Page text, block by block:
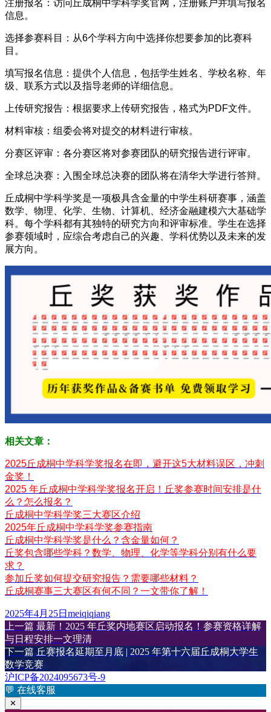
注册报名：访问丘成桐中学科学奖官网，注册账户并填写报名
信息。
选择参赛科目：从6个学科方向中选择你想要参加的比赛科
目。
填写报名信息：提供个人信息，包括学生姓名、学校名称、年
级、联系方式以及指导老师的详细信息。
上传研究报告：根据要求上传研究报告，格式为PDF文件。
材料审核：组委会将对提交的材料进行审核。
分赛区评审：各分赛区将对参赛团队的研究报告进行评审。
全球总决赛：入围全球总决赛的团队将在清华大学进行答辩。
丘成桐中学科学奖是一项极具含金量的中学生科研赛事，涵盖
数学、物理、化学、生物、计算机、经济金融建模六大基础学
科。每个学科都有其独特的研究方向和评审标准。学生在选择
参赛领域时，应综合考虑自己的兴趣、学科优势以及未来的发
展方向。
相关文章：
2025丘成桐中学科学奖报名在即，避开这5大材料误区，冲刺
金奖！
2025 年丘成桐中学科学奖报名开启！丘奖参赛时间安排是什
么？怎么报名？
丘成桐中学科学奖三大赛区介绍
2025年丘成桐中学科学奖参赛指南
丘成桐中学科学奖是什么？含金量如何？
丘奖包含哪些学科？数学、物理、化学等学科分别有什么要
求？
参加丘奖如何提交研究报告？需要哪些材料？
丘成桐赛事三大赛区有何不同？一文带你了解！
发
布
于
2025年4月25日 作
者
meiqiqiang
文
章
导
航
上一篇 上
篇
文
章：
最新！2025 年丘奖内地赛区启动报名！参赛资格详解
与日程安排一文理清
下一篇 下
篇
文
章：
丘赛报名延期至月底 | 2025 年第十六届丘成桐大学生
数学竞赛
沪ICP备2024095673号-9
💬 在线客服
✕